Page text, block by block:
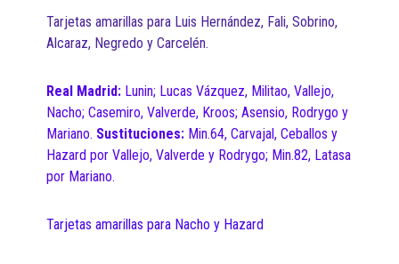
Tarjetas amarillas para Luis Hernández, Fali, Sobrino,
Alcaraz, Negredo y Carcelén.
Real Madrid: Lunin; Lucas Vázquez, Militao, Vallejo,
Nacho; Casemiro, Valverde, Kroos; Asensio, Rodrygo y
Mariano. Sustituciones: Min.64, Carvajal, Ceballos y
Hazard por Vallejo, Valverde y Rodrygo; Min.82, Latasa
por Mariano.
Tarjetas amarillas para Nacho y Hazard